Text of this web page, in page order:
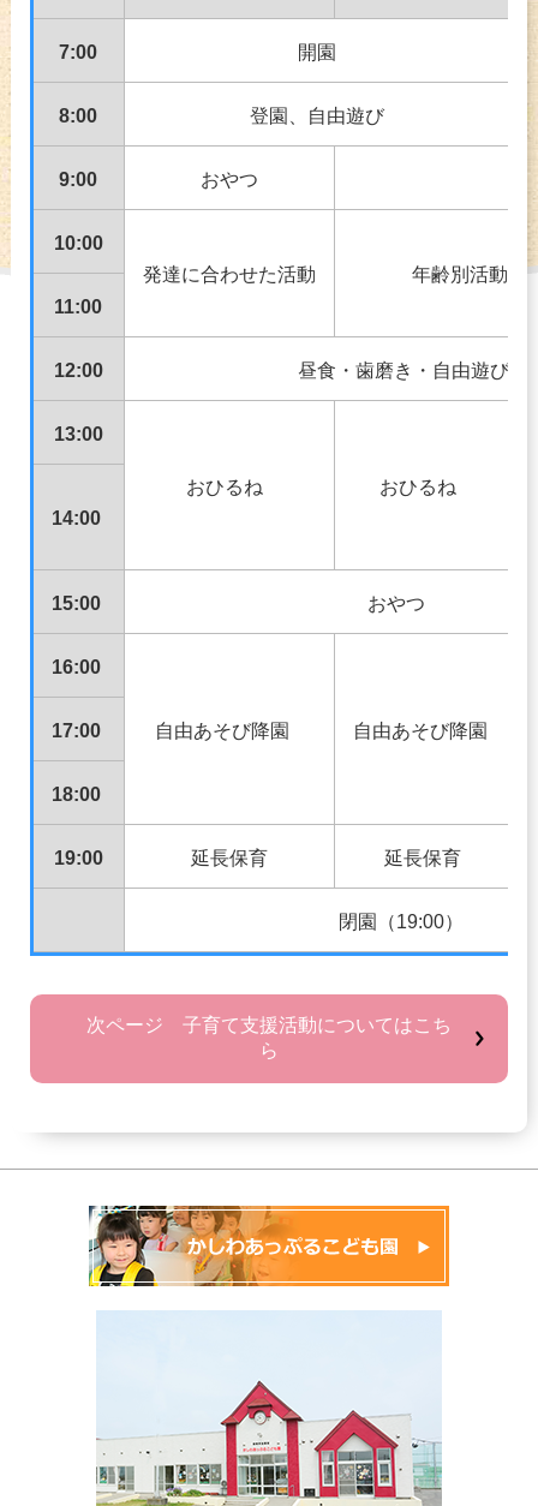
7:00 開園
8:00 登園、自由遊び
9:00 おやつ
10:00
発達に合わせた活動
年齢別活動教
11:00
12:00 昼食・歯磨き・自由遊び
13:00
おひるね
おひるね
14:00
15:00 おやつ
16:00
自由あそび降園 自由あそび降園
17:00
18:00
19:00 延長保育 延長保育
閉園（19:00）
次ページ 子育て支援活動についてはこち
ら